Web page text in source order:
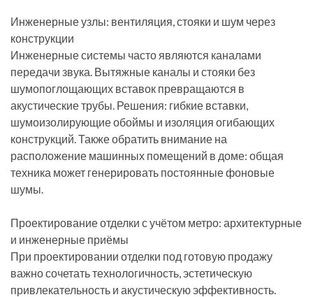
Инженерные узлы: вентиляция, стояки и шум через
конструкции
Инженерные системы часто являются каналами
передачи звука. Вытяжные каналы и стояки без
шумопоглощающих вставок превращаются в
акустические трубы. Решения: гибкие вставки,
шумоизолирующие обоймы и изоляция огибающих
конструкций. Также обратить внимание на
расположение машинных помещений в доме: общая
техника может генерировать постоянные фоновые
шумы.
Проектирование отделки с учётом метро: архитектурные
и инженерные приёмы
При проектировании отделки под готовую продажу
важно сочетать технологичность, эстетическую
привлекательность и акустическую эффективность.